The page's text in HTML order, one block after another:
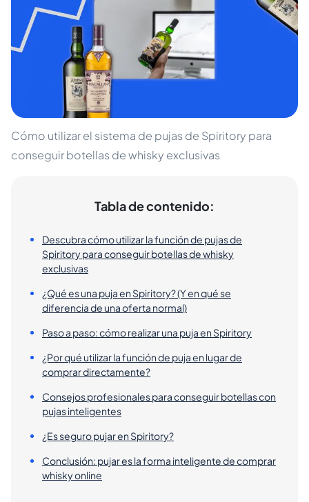
Cómo utilizar el sistema de pujas de Spiritory para
conseguir botellas de whisky exclusivas
Tabla de contenido:
Descubra cómo utilizar la función de pujas de
Spiritory para conseguir botellas de whisky
exclusivas
¿Qué es una puja en Spiritory? (Y en qué se
diferencia de una oferta normal)
Paso a paso: cómo realizar una puja en Spiritory
¿Por qué utilizar la función de puja en lugar de
comprar directamente?
Consejos profesionales para conseguir botellas con
pujas inteligentes
¿Es seguro pujar en Spiritory?
Conclusión: pujar es la forma inteligente de comprar
whisky online